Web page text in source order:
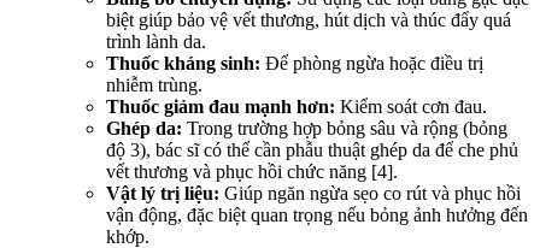
biệt giúp bảo vệ vết thương, hút dịch và thúc đẩy quá
trình lành da.
Thuốc kháng sinh: Để phòng ngừa hoặc điều trị
nhiễm trùng.
Thuốc giảm đau mạnh hơn: Kiểm soát cơn đau.
Ghép da: Trong trường hợp bỏng sâu và rộng (bỏng
độ 3), bác sĩ có thể cần phẫu thuật ghép da để che phủ
vết thương và phục hồi chức năng [4].
Vật lý trị liệu: Giúp ngăn ngừa sẹo co rút và phục hồi
vận động, đặc biệt quan trọng nếu bỏng ảnh hưởng đến
khớp.